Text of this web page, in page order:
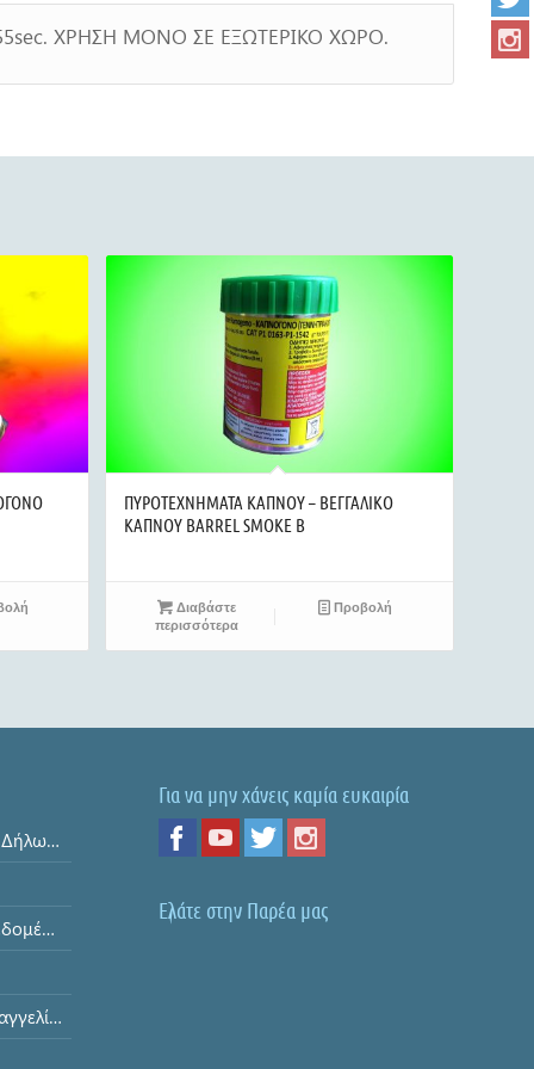
ΧΡΗΣΗ ΜΟΝΟ ΣΕ ΕΞΩΤΕΡΙΚΟ ΧΩΡΟ.
ΠΥΡΟΤΕΧΝΗΜΑΤΑ ΚΑΠΝΟΥ – ΒΕΓΓΑΛΙΚΟ
ΚΑΠΝΟΥ BARREL SMOKE Β
Διαβάστε
περισσότερα
Προβολή
Όροι και Προϋποθέσεις & Δήλωση Απορρήτου
Ασφάλεια Προσωπικών Δεδομένων
Διαδικασία Υποβολής Παραγγελίας
Για να μην χάνεις καμία ευκαιρία
Ελάτε στην Παρέα μας